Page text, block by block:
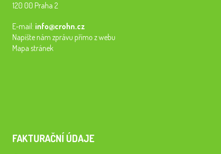
120 00 Praha 2
E-mail: info@crohn.cz
Napište nám zprávu přímo z webu
Mapa stránek
FAKTURAČNÍ ÚDAJE